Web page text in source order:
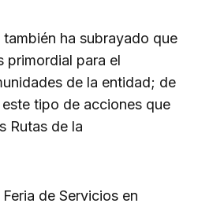
ha subrayado que
primordial para el
de la entidad; de
tipo de acciones que
Rutas de la
de Servicios en